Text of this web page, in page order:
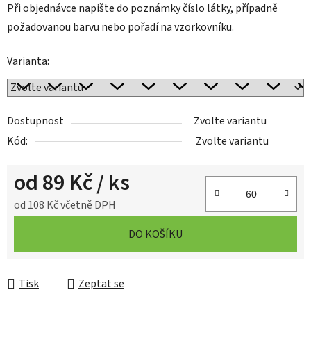
Při objednávce napište do poznámky číslo látky, případně
požadovanou barvu nebo pořadí na vzorkovníku.
Varianta:
Dostupnost
Zvolte variantu
Kód:
Zvolte variantu
od89 Kč/ ks
od 108 Kčvčetně DPH
DO KOŠÍKU
Tisk Zeptat se